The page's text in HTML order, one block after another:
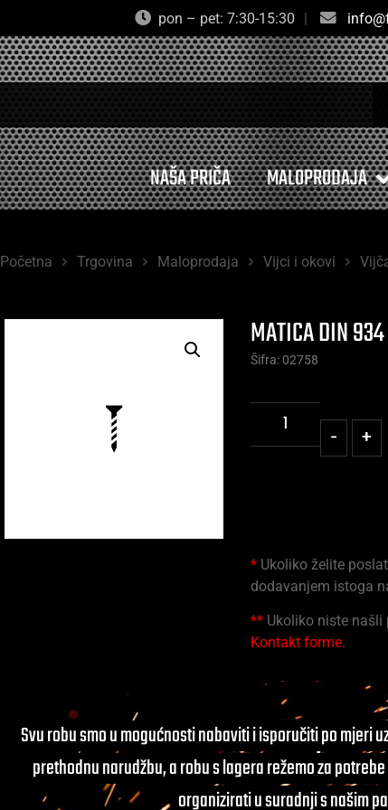
pon – pet: 7:30-15:30 |
NAŠA PRIČA MALOPRODAJA
Početna Trgovina Maloprodaja Vijci i okovi
MATICA DIN
Šifra: 02758
- +
* Ukoliko želite
dodavanjem istoga
** Ukoliko niste
Kontakt forme.
Svu robu smo u mogućnosti nabaviti i isporučiti po mjeri
prethodnu narudžbu, a robu s lagera režemo za
organizirati u suradnji s našim